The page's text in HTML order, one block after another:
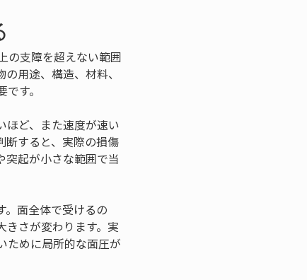
の支障を超えない範囲
用途、構造、材料、
す。
ほど、また速度が速い
断すると、実際の損傷
突起が小さな範囲で当
。面全体で受けるの
きさが変わります。実
ために局所的な面圧が